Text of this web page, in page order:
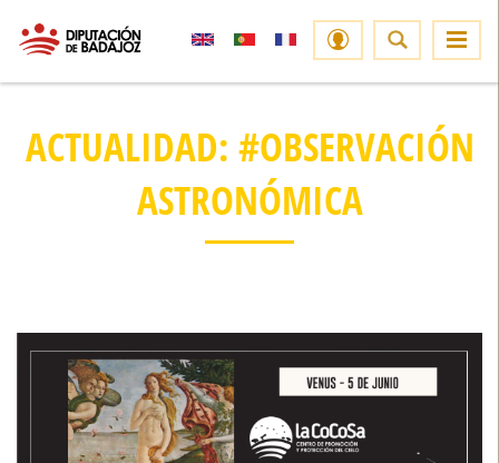
ACTUALIDAD: #OBSERVACIÓN
ASTRONÓMICA